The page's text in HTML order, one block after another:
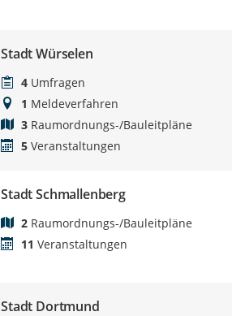
Stadt Würselen
4 Umfragen
1 Meldeverfahren
3 Raumordnungs-/Bauleitpläne
5 Veranstaltungen
Stadt Schmallenberg
2 Raumordnungs-/Bauleitpläne
11 Veranstaltungen
Stadt Dortmund